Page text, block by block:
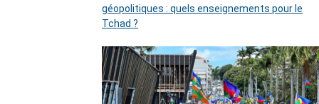
géopolitiques : quels enseignements pour le
Tchad ?